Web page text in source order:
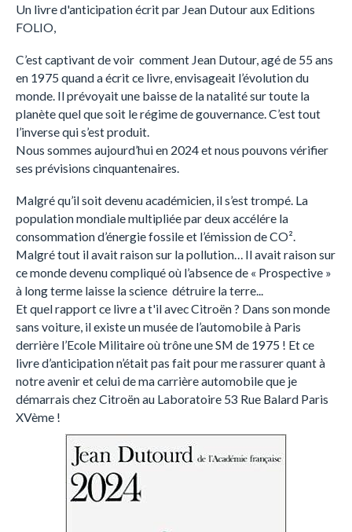
Un livre d'anticipation écrit par Jean Dutour aux Editions
FOLIO,
C’est captivant de voir comment Jean Dutour, agé de 55 ans
en 1975 quand a écrit ce livre, envisageait l’évolution du
monde. Il prévoyait une baisse de la natalité sur toute la
planète quel que soit le régime de gouvernance. C’est tout
l’inverse qui s’est produit.
Nous sommes aujourd’hui en 2024 et nous pouvons vérifier
ses prévisions cinquantenaires.
Malgré qu’il soit devenu académicien, il s’est trompé. La
population mondiale multipliée par deux accélére la
consommation d’énergie fossile et l’émission de CO².
Malgré tout il avait raison sur la pollution… Il avait raison sur
ce monde devenu compliqué où l’absence de « Prospective »
à long terme laisse la science détruire la terre...
Et quel rapport ce livre a t'il avec Citroën ? Dans son monde
sans voiture, il existe un musée de l’automobile à Paris
derrière l’Ecole Militaire où trône une SM de 1975 ! Et ce
livre d’anticipation n’était pas fait pour me rassurer quant à
notre avenir et celui de ma carrière automobile que je
démarrais chez Citroën au Laboratoire 53 Rue Balard Paris
XVème !